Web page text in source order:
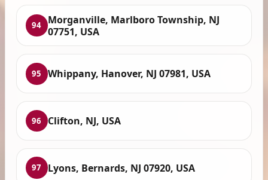
94 Morganville, Marlboro Township, NJ
07751, USA
95 Whippany, Hanover, NJ 07981, USA
96 Clifton, NJ, USA
97 Lyons, Bernards, NJ 07920, USA